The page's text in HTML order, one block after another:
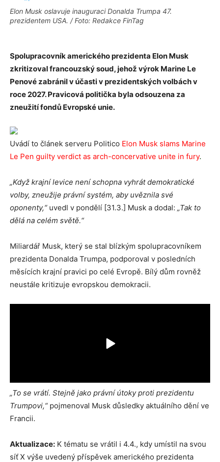
Elon Musk oslavuje inauguraci Donalda Trumpa 47.
prezidentem USA. / Foto: Redakce FinTag
Spolupracovník amerického prezidenta Elon Musk
zkritizoval francouzský soud, jehož výrok Marine Le
Penové zabránil v účasti v prezidentských volbách v
roce 2027. Pravicová politička byla odsouzena za
zneužití fondů Evropské unie.
Uvádí to článek serveru Politico Elon Musk slams Marine
Le Pen guilty verdict as arch-concervative unite in fury.
„Když krajní levice není schopna vyhrát demokratické
volby, zneužije právní systém, aby uvěznila své
oponenty,“uvedl v pondělí [31.3.] Musk a dodal: „Tak to
dělá na celém světě.“
Miliardář Musk, který se stal blízkým spolupracovníkem
prezidenta Donalda Trumpa, podporoval v posledních
měsících krajní pravici po celé Evropě. Bílý dům rovněž
neustále kritizuje evropskou demokracii.
„To se vrátí. Stejně jako právní útoky proti prezidentu
Trumpovi,“pojmenoval Musk důsledky aktuálního dění ve
Francii.
Aktualizace: K tématu se vrátil i 4.4., kdy umístil na svou
síť X výše uvedený příspěvek amerického prezidenta